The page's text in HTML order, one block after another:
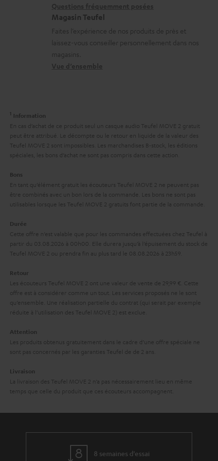
a
b
l
e
e
a
s
à
l
e
x
d
i
i
o
n
o
n
s
t
i
v
s
à
l
g
a
a
n
t
e
s
c
o
t
Magasin Teufel
Faites l’expérience de nos produits de près et
laissez-vous conseiller personnellement dans nos
magasins.
1 Information
En cas d’achat de ce produit seul un casque audio Teufel MOVE 2 gratuit
peut être attribué. Le décompte ou le retour en liquide de la valeur des
Teufel MOVE 2 sont impossibles. Les marchandises B-stock, les éditions
spéciales, les bons d’achat ne sont pas compris dans cette action.
Bons
En tant qu’élément gratuit les écouteurs Teufel MOVE 2 ne peuvent pas
être combinés avec un bon lors de la commande. Les bons ne sont pas
utilisables lorsque les Teufel MOVE 2 gratuits font partie de la commande.
Durée
Cette offre n’est valable que pour les commandes effectuées chez Teufel à
partir du 03.08.2026 à 00h00. Elle durera jusqu’à l’épuisement du stock de
Teufel MOVE 2 ou prendra fin au plus tard le 08.08.2026 à 23h59.
Retour
Les écouteurs Teufel MOVE 2 ont une valeur de vente de 29,99 €. Cette
offre est à considérer comme un tout. Les services proposés ne le sont
qu’ensemble. Une réalisation partielle du contrat (qui serait par exemple
réduite à l’utilisation des Teufel MOVE 2) est exclue.
Attention
Les produits obtenus gratuitement dans le cadre d’une offre spéciale ne
sont pas concernés par les garanties Teufel de de 2 ans.
Livraison
La livraison des Teufel MOVE 2 n’a pas nécessairement lieu en même
temps que celle du produit que ces écouteurs accompagnent.
8 semaines d'essai